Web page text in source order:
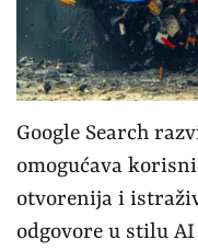
Google Search
omogućava
otvorenija i
odgovore u stilu